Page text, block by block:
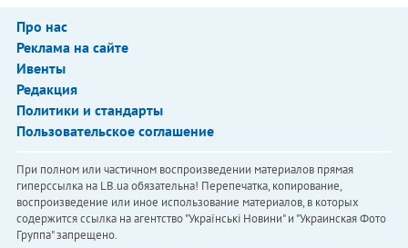
Про нас
Реклама на сайте
Ивенты
Редакция
Политики и стандарты
Пользовательское соглашение
При полном или частичном воспроизведении материалов прямая
гиперссылка на LB.ua обязательна! Перепечатка, копирование,
воспроизведение или иное использование материалов, в которых
содержится ссылка на агентство "Українськi Новини" и "Украинская Фото
Группа" запрещено.